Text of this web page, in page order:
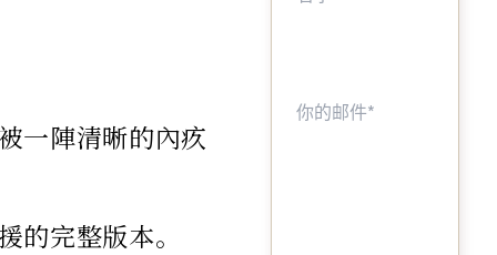
一陣清晰的內疚
完整版本。